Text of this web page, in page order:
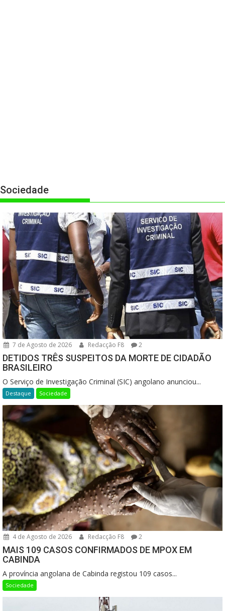
Sociedade
7 de Agosto de 2026 Redacção F8 2
DETIDOS TRÊS SUSPEITOS DA MORTE DE CIDADÃO
BRASILEIRO
O Serviço de Investigação Criminal (SIC) angolano anunciou...
Destaque Sociedade
4 de Agosto de 2026 Redacção F8 2
MAIS 109 CASOS CONFIRMADOS DE MPOX EM
CABINDA
A província angolana de Cabinda registou 109 casos...
Sociedade